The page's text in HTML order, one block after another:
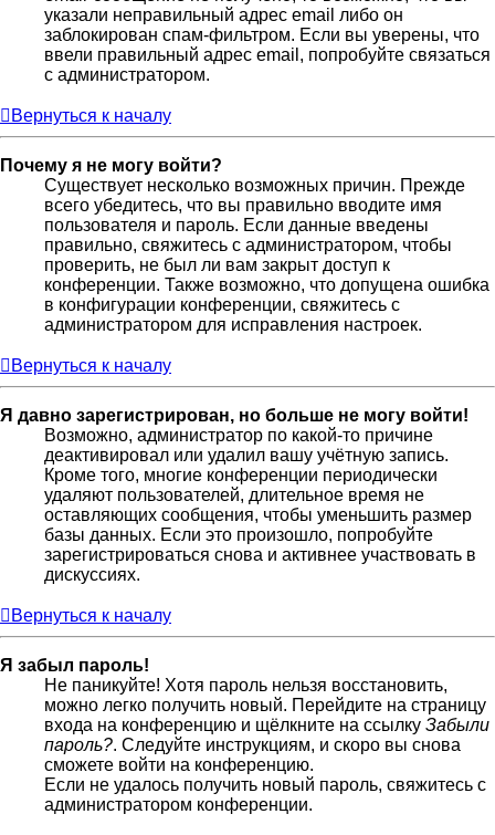
указали неправильный адрес email либо он
заблокирован спам-фильтром. Если вы уверены, что
ввели правильный адрес email, попробуйте связаться
с администратором.
Вернуться к началу
Почему я не могу войти?
Существует несколько возможных причин. Прежде
всего убедитесь, что вы правильно вводите имя
пользователя и пароль. Если данные введены
правильно, свяжитесь с администратором, чтобы
проверить, не был ли вам закрыт доступ к
конференции. Также возможно, что допущена ошибка
в конфигурации конференции, свяжитесь с
администратором для исправления настроек.
Вернуться к началу
Я давно зарегистрирован, но больше не могу войти!
Возможно, администратор по какой-то причине
деактивировал или удалил вашу учётную запись.
Кроме того, многие конференции периодически
удаляют пользователей, длительное время не
оставляющих сообщения, чтобы уменьшить размер
базы данных. Если это произошло, попробуйте
зарегистрироваться снова и активнее участвовать в
дискуссиях.
Вернуться к началу
Я забыл пароль!
Не паникуйте! Хотя пароль нельзя восстановить,
можно легко получить новый. Перейдите на страницу
входа на конференцию и щёлкните на ссылку Забыли
пароль?. Следуйте инструкциям, и скоро вы снова
сможете войти на конференцию.
Если не удалось получить новый пароль, свяжитесь с
администратором конференции.